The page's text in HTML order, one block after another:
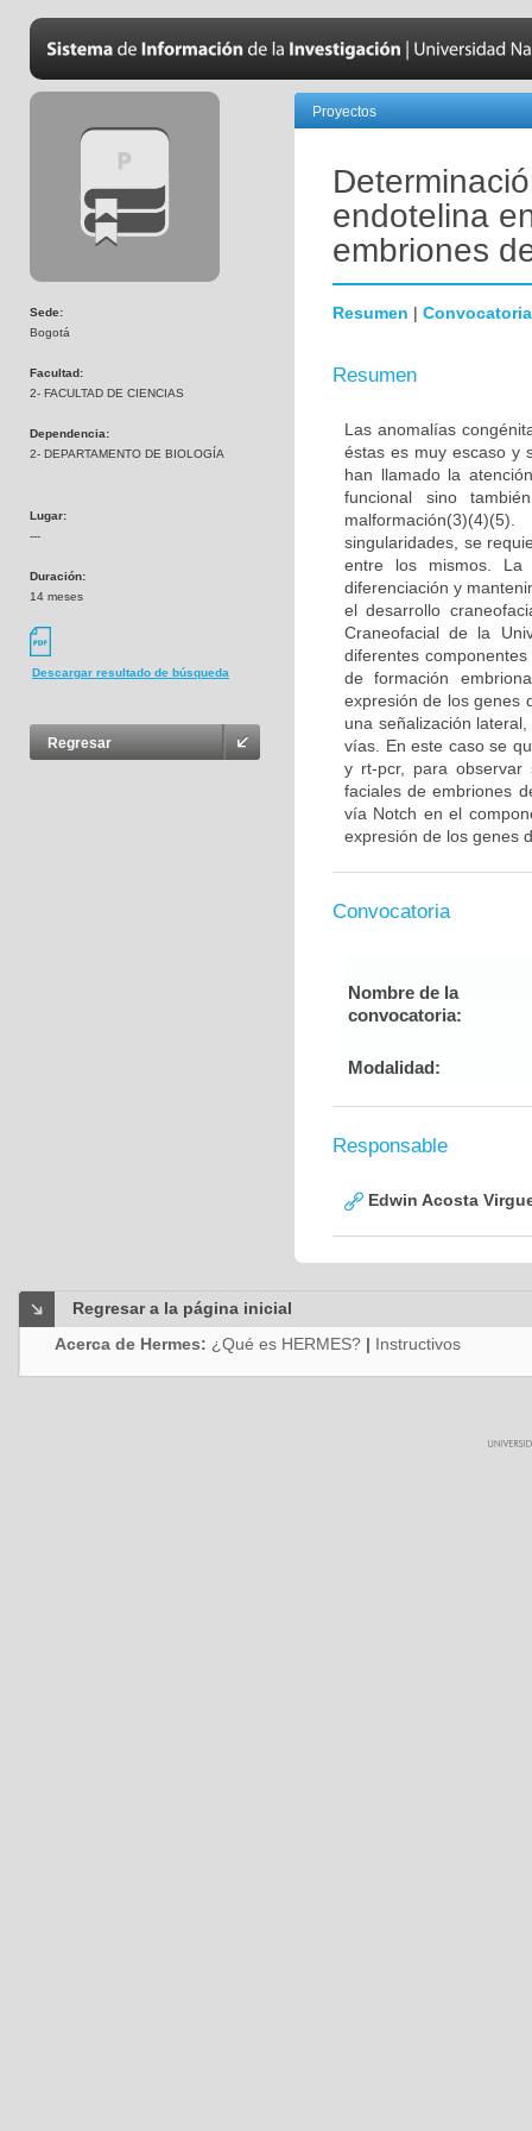
Sede:
Bogotá
Facultad:
2- FACULTAD DE CIENCIAS
Dependencia:
2- DEPARTAMENTO DE BIOLOGÍA
Lugar:
---
Duración:
14 meses
Descargar resultado de búsqueda
Regresar
Proyectos
endotelina
embriones
Resumen | Convocatoria
Resumen
Las anomalías
éstas es muy escaso y
han llamado la
funcional sino
singularidades, se
entre los mismos. La
diferenciación y
el desarrollo
Craneofacial de la
diferentes
de formación
expresión de los genes
una señalización
vías. En este caso se
y rt-pcr, para observar
faciales de embriones
vía Notch en el
expresión de los genes
Convocatoria
Nombre de la
convocatoria:
Modalidad:
Responsable
Edwin Acosta
Regresar a la página inicial
Acerca de Hermes: ¿Qué es HERMES? | Instructivos